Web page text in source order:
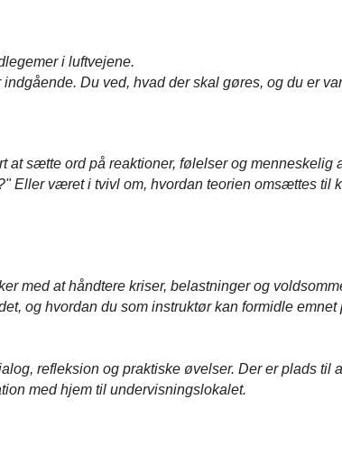
i luftvejene.
Du ved, hvad der skal gøres, og du er
at sætte ord på reaktioner, følelser og
Eller været i tvivl om, hvordan teorien omsættes
med at håndtere kriser, belastninger og
og hvordan du som instruktør kan formidle
refleksion og praktiske øvelser. Der er plads til
med hjem til undervisningslokalet.